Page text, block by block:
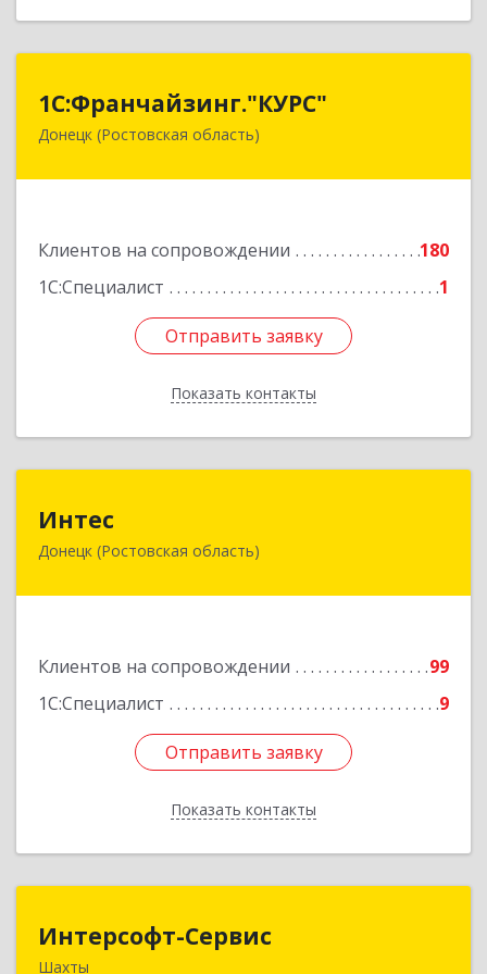
1С:Франчайзинг."КУРС"
Донецк (Ростовская область)
Клиентов на сопровождении
180
1С:Специалист
1
Отправить заявку
Показать контакты
1С:Франчайзинг."КУРС"
346330, Ростовская обл, Донецк г, Благодатный
Отправить заявку
Назад
Интес
Донецк (Ростовская область)
Клиентов на сопровождении
99
1С:Специалист
9
Отправить заявку
Показать контакты
346330, Ростовская обл, Донецк г, 60-й кв-л,
Отправить заявку
Назад
Интерсофт-Сервис
Шахты